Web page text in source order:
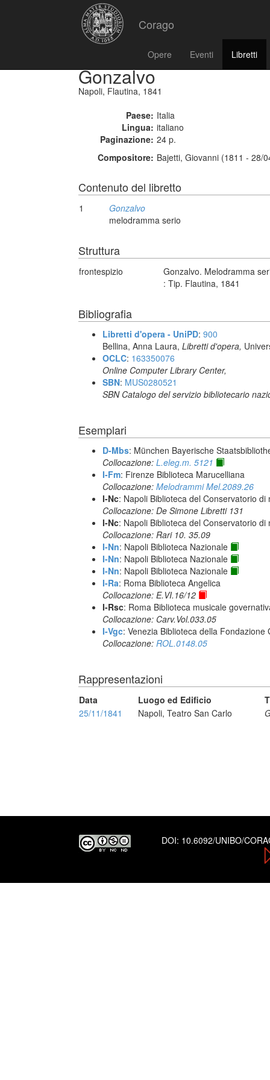
Corago
Opere Eventi Libretti
Gonzalvo
Napoli, Flautina, 1841
Paese: Italia
Lingua: italiano
Paginazione: 24 p.
Compositore: Bajetti, Giovanni (1811 - 28/
Contenuto del libretto
1
Gonzalvo
melodramma serio
Struttura
frontespizio
Gonzalvo. Melodramma
: Tip. Flautina, 1841
Bibliografia
Libretti d'opera - UniPD: 900
Bellina, Anna Laura, Libretti d'opera,
OCLC: 163350076
Online Computer Library Center,
SBN: MUS0280521
SBN Catalogo del servizio bibliotecario
Esemplari
D-Mbs: München Bayerische
Collocazione: L.eleg.m. 5121
I-Fm: Firenze Biblioteca Marucelliana
Collocazione: Melodrammi Mel.2089.26
I-Nc: Napoli Biblioteca del Conservatorio
Collocazione: De Simone Libretti 131
I-Nc: Napoli Biblioteca del Conservatorio
Collocazione: Rari 10. 35.09
I-Nn: Napoli Biblioteca Nazionale
I-Nn: Napoli Biblioteca Nazionale
I-Nn: Napoli Biblioteca Nazionale
I-Ra: Roma Biblioteca Angelica
Collocazione: E.VI.16/12
I-Rsc: Roma Biblioteca musicale
Collocazione: Carv.Vol.033.05
I-Vgc: Venezia Biblioteca della Fondazione
Collocazione: ROL.0148.05
Rappresentazioni
Data Luogo ed Edificio
25/11/1841
Napoli, Teatro San Carlo
DOI: 10.6092/UNIBO/